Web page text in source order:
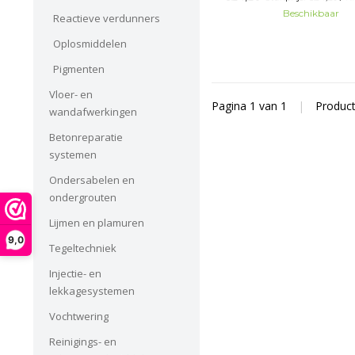
9,0
Reactieve verdunners
Oplosmiddelen
Pigmenten
Vloer- en
wandafwerkingen
Betonreparatie
systemen
Ondersabelen en
ondergrouten
Lijmen en plamuren
Tegeltechniek
Injectie- en
lekkagesystemen
Vochtwering
Reinigings- en
Beschikbaar
Pagina 1 van 1 |